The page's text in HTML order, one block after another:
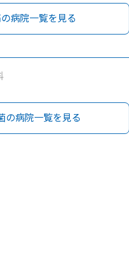
病院一覧を見る
の病院一覧を見る